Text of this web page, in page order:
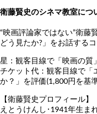
衛藤賢史のシネマ教室につ
“映画評論家ではない”衛藤
どう見たか?」をお話するコ
星：観客目線で「映画の質
チケット代：観客目線で「
か？」を評価(1,800円を基
【衛藤賢史プロフィール】
えとうけんし･1941年生ま